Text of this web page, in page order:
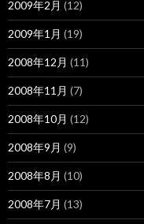
2009年2月 (12)
2009年1月 (19)
2008年12月 (11)
2008年11月 (7)
2008年10月 (12)
2008年9月 (9)
2008年8月 (10)
2008年7月 (13)